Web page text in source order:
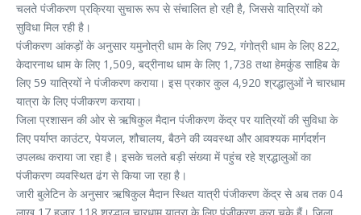
चलते पंजीकरण प्रक्रिया सुचारू रूप से संचालित हो रही है, जिससे यात्रियों को
सुविधा मिल रही है।
पंजीकरण आंकड़ों के अनुसार यमुनोत्री धाम के लिए 792, गंगोत्री धाम के लिए 822,
केदारनाथ धाम के लिए 1,509, बद्रीनाथ धाम के लिए 1,738 तथा हेमकुंड साहिब के
लिए 59 यात्रियों ने पंजीकरण कराया। इस प्रकार कुल 4,920 श्रद्धालुओं ने चारधाम
यात्रा के लिए पंजीकरण कराया।
जिला प्रशासन की ओर से ऋषिकुल मैदान पंजीकरण केंद्र पर यात्रियों की सुविधा के
लिए पर्याप्त काउंटर, पेयजल, शौचालय, बैठने की व्यवस्था और आवश्यक मार्गदर्शन
उपलब्ध कराया जा रहा है। इसके चलते बड़ी संख्या में पहुंच रहे श्रद्धालुओं का
पंजीकरण व्यवस्थित ढंग से किया जा रहा है।
जारी बुलेटिन के अनुसार ऋषिकुल मैदान स्थित यात्री पंजीकरण केंद्र से अब तक 04